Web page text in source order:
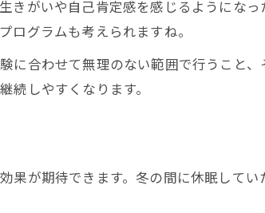
きがいや自己肯定感を感じるようにな
ログラムも考えられますね。
合わせて無理のない範囲で行うこと、
しやすくなります。
果が期待できます。冬の間に休眠して